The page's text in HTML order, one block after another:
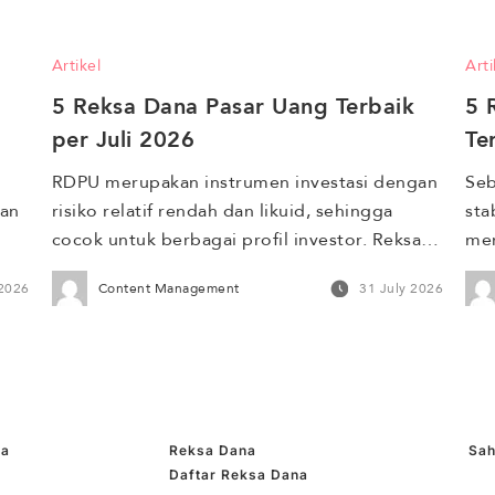
expected return berdasarkan risiko pasar.
Mari kita bahas lebih lanjut tentang
bagaimana menggunakan […]
Artikel
5 Reksa Dana Pasar Uang Terbaik
per Juli 2026
RDPU merupakan instrumen investasi dengan
risiko relatif rendah dan likuid, sehingga
cocok untuk berbagai profil investor. Reksa
dana ini 100% dialokasikan ke instrumen
pasar uang seperti deposito dan obligasi
dibanding […]
Content Management 31 July 2026
5
[…]
Reksa Dana
Daftar Reksa Dana